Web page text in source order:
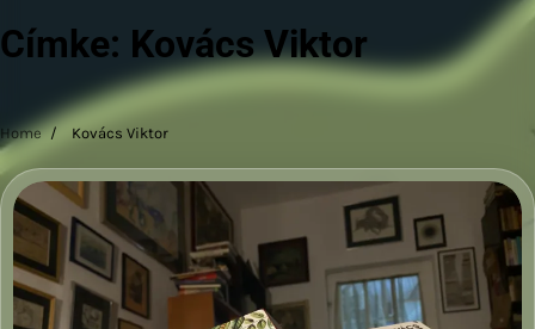
Címke: Kovács Viktor
Home Kovács Viktor